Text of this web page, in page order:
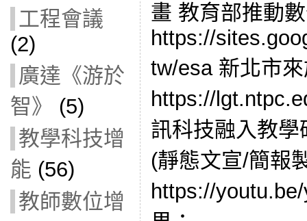
工程會議
(2)
廣達《游於
智》
(5)
教學科技增
能 (56)
教師數位增
畫 教育部推動
https://
tw/esa 新北市
https://
訊科技融入教
(靜態文宣/簡報
https://